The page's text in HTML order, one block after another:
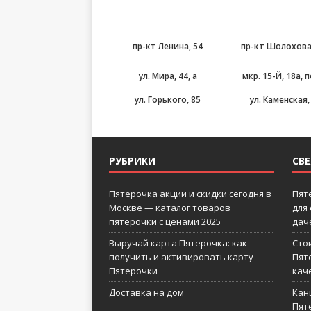
пр-кт Ленина, 54 пр-кт
ул. Мира, 44, а мкр. 15-Й, 18а,
ул. Горького, 85
ул.
РУБРИКИ
Пятерочка акции и скидки сегодня в
Москве — каталог товаров
пятерочки с ценами 2025
Выручай карта Пятерочка: как
получить и активировать карту
Пятерочки
Доставка на дом
для